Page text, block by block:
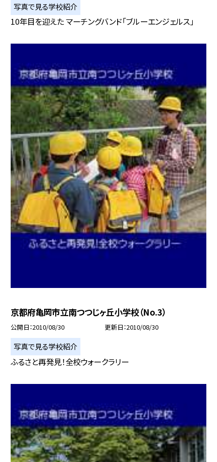
写真で見る学校紹介
10年目を迎えた マーチングバンド「ブルーエンジェルス」
京都府亀岡市立南つつじヶ丘小学校（No.3）
公開日 2010/08/30 更新日 2010/08/30
写真で見る学校紹介
ふるさと再発見！全校ウォークラリー